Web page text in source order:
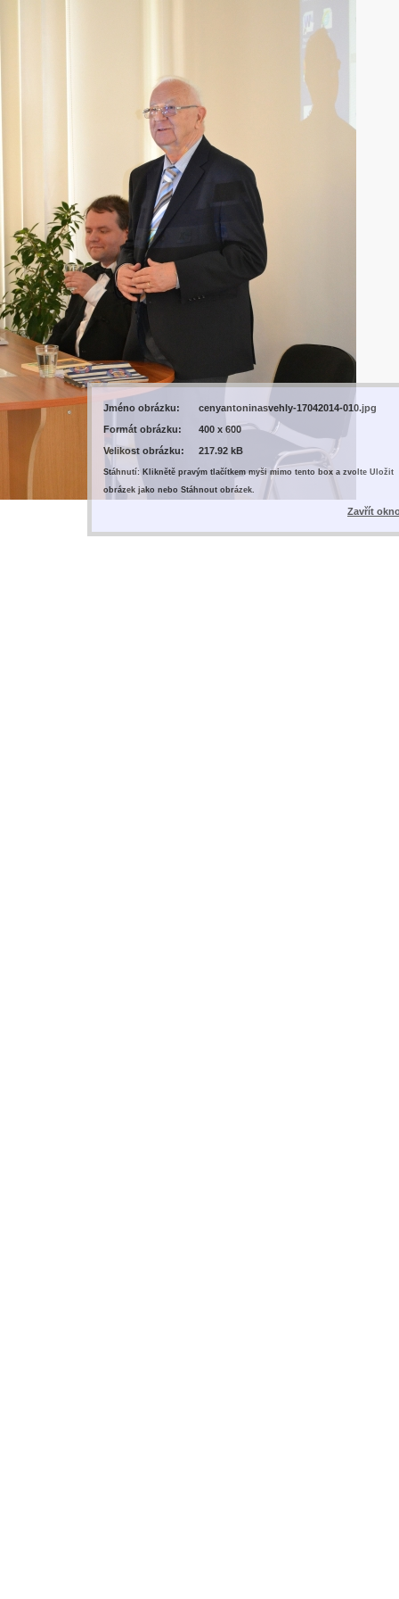
Jméno obrázku:
cenyantoninasvehly-17042014-010.jpg
Formát obrázku:
400 x 600
Velikost obrázku:
217.92 kB
Stáhnutí: Kliknětě pravým tlačítkem myši mimo tento box a zvolte Uložit
obrázek jako nebo Stáhnout obrázek.
Zavřít